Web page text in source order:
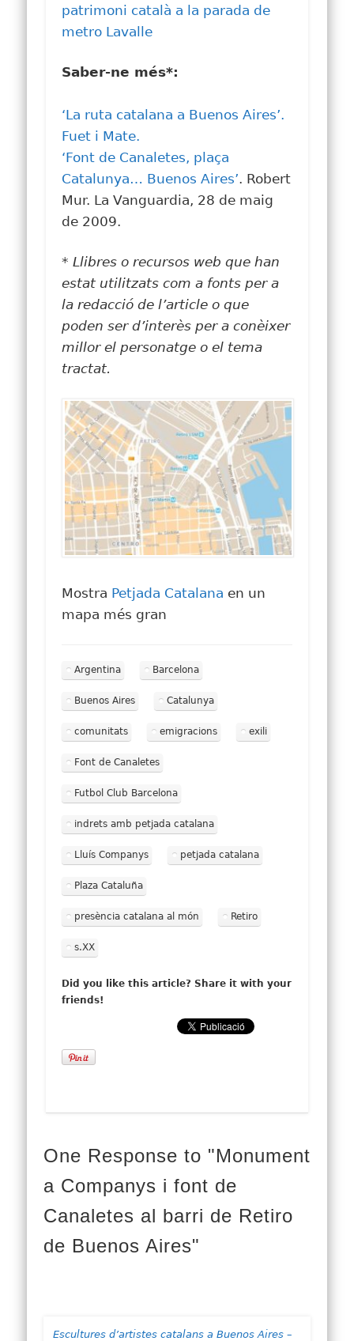
patrimoni català a la parada de
metro Lavalle
Saber-ne més*:
‘La ruta catalana a Buenos Aires’.
Fuet i Mate.
‘Font de Canaletes, plaça
Catalunya… Buenos Aires’. Robert
Mur. La Vanguardia, 28 de maig
de 2009.
* Llibres o recursos web que han
estat utilitzats com a fonts per a
la redacció de l’article o que
poden ser d’interès per a conèixer
millor el personatge o el tema
tractat.
Mostra Petjada Catalana en un
mapa més gran
Argentina Barcelona
Buenos Aires Catalunya
comunitats emigracions exili
Font de Canaletes
Futbol Club Barcelona
indrets amb petjada catalana
Lluís Companys petjada catalana
Plaza Cataluña
presència catalana al món Retiro
s.XX
Did you like this article? Share it with your
friends!
One Response to "Monument
a Companys i font de
Canaletes al barri de Retiro
de Buenos Aires"
Escultures d’artistes catalans a Buenos Aires –